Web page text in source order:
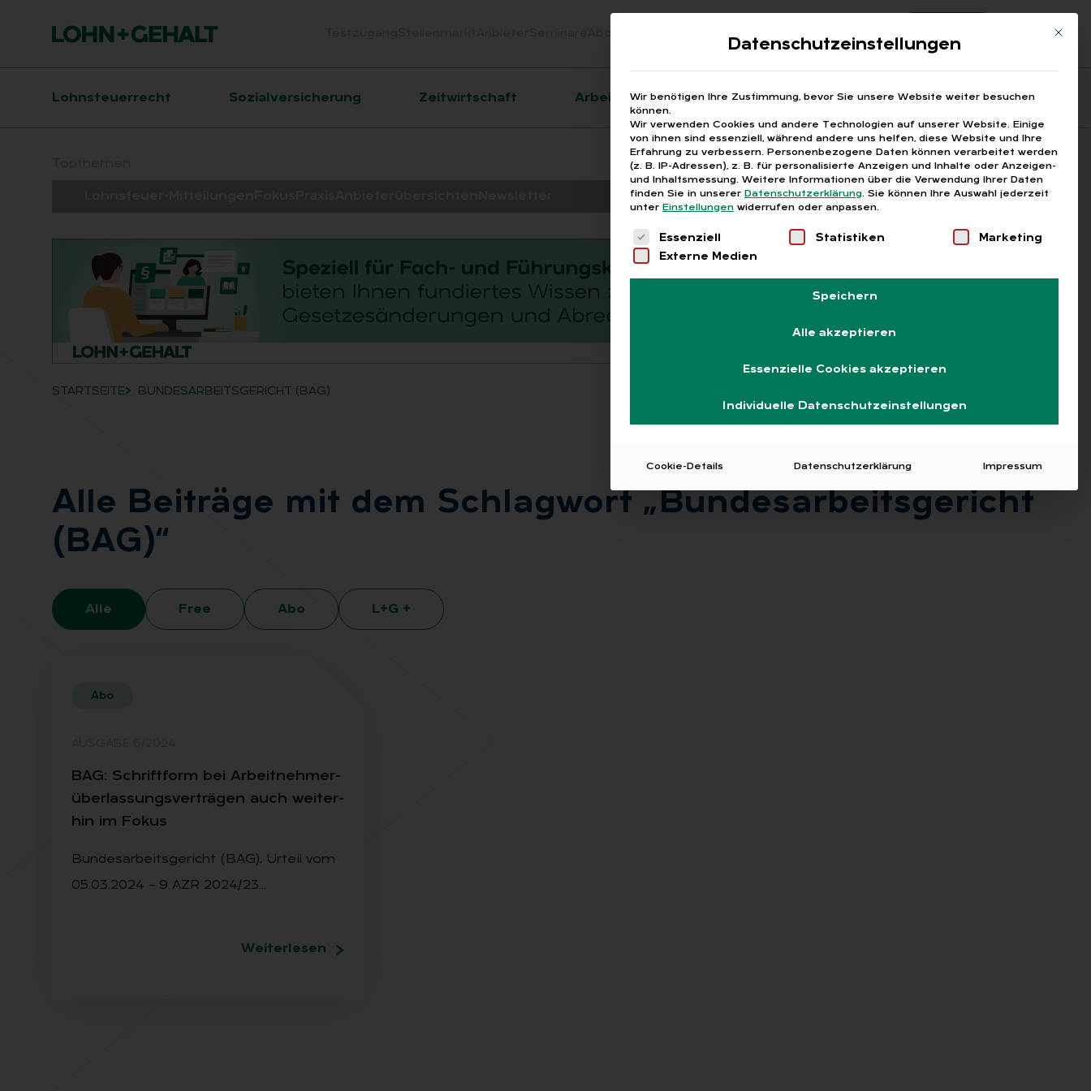
Suchen
Registrierung
Hauptnavigation
Lohnsteuerrecht Sozialversicherung Zeitwirtschaft Arbeitsrecht Fragen aus den ARGEn Printausgaben
Breadcrumb-Navigation
STARTSEITE BUNDESARBEITSGERICHT (BAG)
Alle Bei­trä­ge mit dem Schlag­wort „Bun­des­ar­beits­ge­richt
(BAG)“
Alle Free Abo L+G +
Abo
BAG: Schrift­form bei Ar­beit­neh­mer­
über­las­sungs­ver­trä­gen auch wei­ter­
hin im Fo­kus
Bundesarbeitsgericht (BAG), Urteil vom
05.03.2024 – 9 AZR 2024/23…
Weiterlesen
Mit
Datenschutzeinstellungen
Wir benötigen Ihre Zustimmung, bevor Sie unsere Website weiter besuchen
können.
Wir verwenden Cookies und andere Technologien auf unserer Website. Einige
von ihnen sind essenziell, während andere uns helfen, diese Website und Ihre
Erfahrung zu verbessern. Personenbezogene Daten können verarbeitet werden
(z. B. IP-Adressen), z. B. für personalisierte Anzeigen und Inhalte oder Anzeigen-
und Inhaltsmessung. Weitere Informationen über die Verwendung Ihrer Daten
finden Sie in unserer Datenschutzerklärung. Sie können Ihre Auswahl jederzeit
unter Einstellungen widerrufen oder anpassen.
Es folgt eine Liste der Service-Gruppen, für die eine
Essenziell Statistiken
Marketing
Externe Medien
Speichern
Alle akzeptieren
Essenzielle Cookies akzeptieren
Individuelle Datenschutzeinstellungen
Cookie-Details Datenschutzerklärung Impressum